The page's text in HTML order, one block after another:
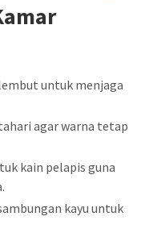
untuk menjaga
agar warna tetap
kain pelapis guna
kayu untuk